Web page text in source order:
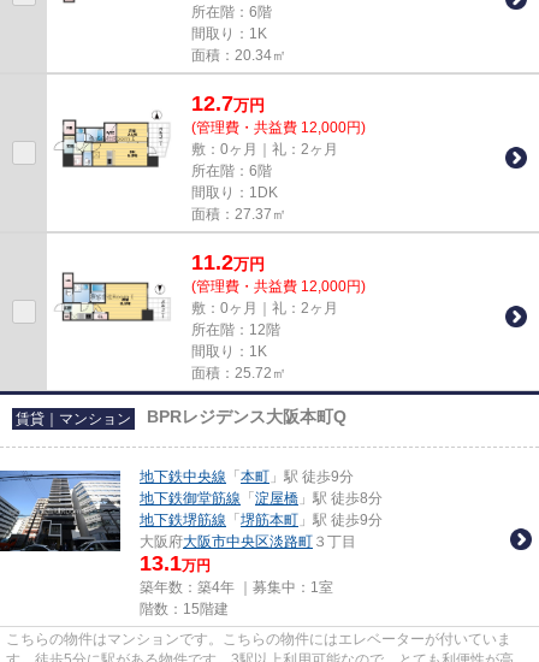
所在階：6階
間取り：1K
面積：20.34㎡
12.7万円
(管理費・共益費 12,000円)
敷：0ヶ月｜礼：2ヶ月
所在階：6階
間取り：1DK
面積：27.37㎡
11.2万円
(管理費・共益費 12,000円)
敷：0ヶ月｜礼：2ヶ月
所在階：12階
間取り：1K
面積：25.72㎡
賃貸｜マンション BPRレジデンス大阪本町Q
地下鉄中央線 「 本町 」駅 徒歩9分
地下鉄御堂筋線 「 淀屋橋 」駅 徒歩8分
地下鉄堺筋線 「 堺筋本町 」駅 徒歩9分
大阪府大阪市中央区淡路町 ３丁目
13.1万円
築年数：築4年 ｜募集中： 1室
階数：15階建
こちらの物件はマンションです。こちらの物件にはエレベーターが付いていま